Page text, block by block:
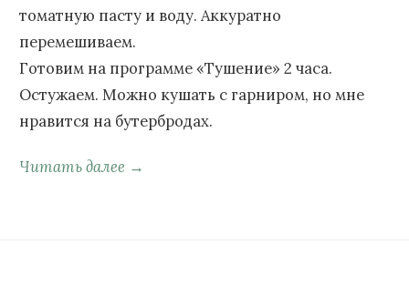
томатную пасту и воду. Аккуратно
перемешиваем.
Готовим на программе «Тушение» 2 часа.
Остужаем. Можно кушать с гарниром, но мне
нравится на бутербродах.
Читать далее →